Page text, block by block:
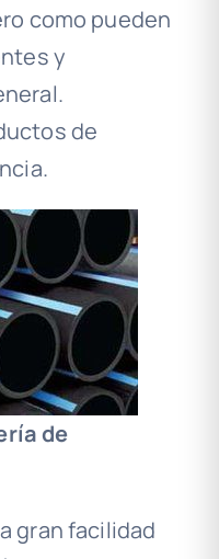
como pueden
y
de
de
gran facilidad